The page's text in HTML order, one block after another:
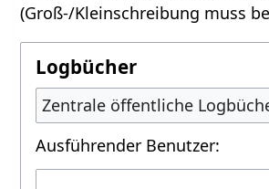
(Groß-/Kleinschreibung muss
Logbücher
Zentrale öffentliche
Ausführender Benutzer: